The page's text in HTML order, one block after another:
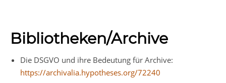
Bibliotheken/Archive
Die DSGVO und ihre Bedeutung für Archive:
https://archivalia.hypotheses.org/72240